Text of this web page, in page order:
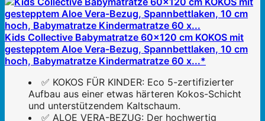
Kids Collective Babymatratze 60x120 cm KOKOS mit
gestepptem Aloe Vera-Bezug, Spannbettlaken, 10 cm
hoch, Babymatratze Kindermatratze 60 x...*
✅ KOKOS FÜR KINDER: Eco 5-zertifizierter
Aufbau aus einer etwas härteren Kokos-Schicht
und unterstützendem Kaltschaum.
✅ ALOE VERA-BEZUG: Der hochwertig